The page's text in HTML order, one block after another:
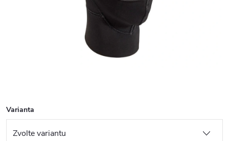
Varianta